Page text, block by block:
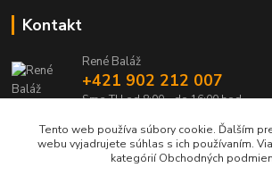
Kontakt
René Baláž
+421 902 212 007
Sme TU od 8:00 - do 16:00 hod
info@kotlik.sk
Tento web používa súbory cookie. Ďalším
webu vyjadrujete súhlas s ich používaním.
kategórií Obchodných